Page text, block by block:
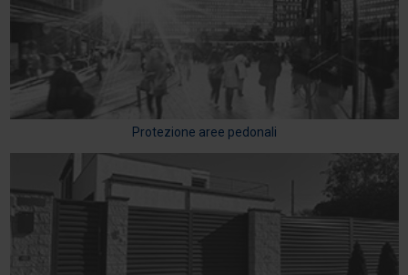
Protezione aree pedonali